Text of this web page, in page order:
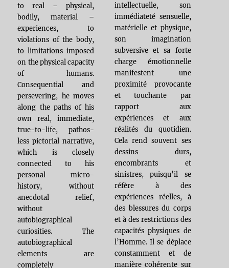
to real – physical,
bodily, material –
experiences, to
violations of the body,
to limitations imposed
on the physical capacity
of humans.
Consequential and
persevering, he moves
along the paths of his
own real, immediate,
true-to-life, pathos-
less pictorial narrative,
which is closely
connected to his
personal micro-
history, without
anecdotal relief,
without
autobiographical
curiosities. The
autobiographical
elements are
completely
intellectuelle, son
immédiateté sensuelle,
matérielle et physique,
son imagination
subversive et sa forte
charge émotionnelle
manifestent une
proximité provocante
et touchante par
rapport aux
expériences et aux
réalités du quotidien.
Cela rend souvent ses
dessins durs,
encombrants et
sinistres, puisqu’il se
réfère à des
expériences réelles, à
des blessures du corps
et à des restrictions des
capacités physiques de
l’Homme. Il se déplace
constamment et de
manière cohérente sur